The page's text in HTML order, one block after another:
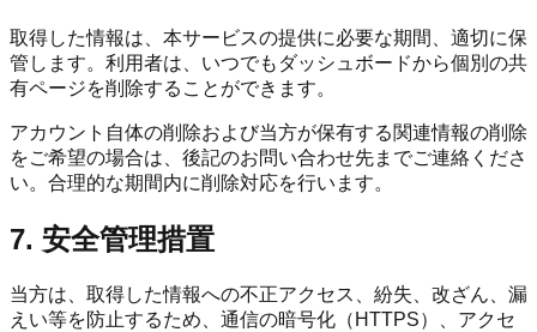
取得した情報は、本サービスの提供に必要な期間、適切に保
管します。利用者は、いつでもダッシュボードから個別の共
有ページを削除することができます。
アカウント自体の削除および当方が保有する関連情報の削除
をご希望の場合は、後記のお問い合わせ先までご連絡くださ
い。合理的な期間内に削除対応を行います。
7. 安全管理措置
当方は、取得した情報への不正アクセス、紛失、改ざん、漏
えい等を防止するため、通信の暗号化（HTTPS）、アクセ